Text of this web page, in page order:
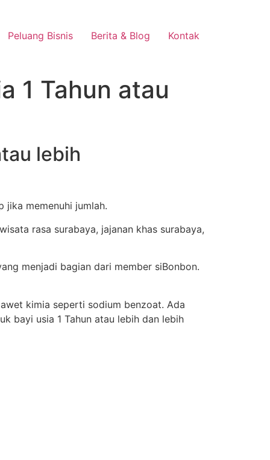
Peluang Bisnis Berita & Blog Kontak
1 Tahun atau
lebih
jika memenuhi jumlah.
menjadi bagian dari member siBonbon.
kimia seperti sodium benzoat. Ada
bayi usia 1 Tahun atau lebih dan lebih